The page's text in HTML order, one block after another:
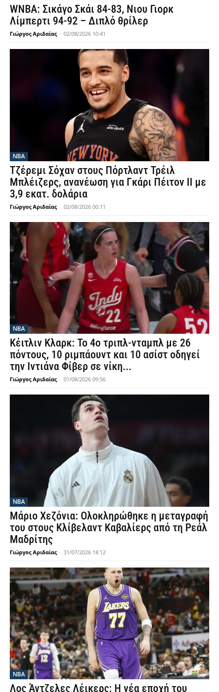
WNBA: Σικάγο Σκάι 84-83, Νιου Γιορκ
Λίμπερτι 94-92 – Διπλό θρίλερ
Γιώργος Αριδαίας - 02/08/2026 10:41
NBA
Τζέρεμι Σόχαν στους Πόρτλαντ Τρέιλ
Μπλέιζερς, ανανέωση για Γκάρι Πέιτον ΙΙ με
3,9 εκατ. δολάρια
Γιώργος Αριδαίας - 02/08/2026 00:11
NBA
Κέιτλιν Κλαρκ: Το 4ο τριπλ-νταμπλ με 26
πόντους, 10 ριμπάουντ και 10 ασίστ οδηγεί
την Ιντιάνα Φίβερ σε νίκη...
Γιώργος Αριδαίας - 01/08/2026 09:56
NBA
Μάριο Χεζόνια: Ολοκληρώθηκε η μεταγραφή
του στους Κλίβελαντ Καβαλίερς από τη Ρεάλ
Μαδρίτης
Γιώργος Αριδαίας - 31/07/2026 18:12
NBA
Λος Άντζελες Λέικερς: Η νέα εποχή του